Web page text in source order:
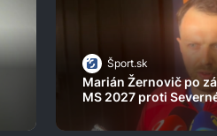
Šport.sk
Marián Žernovič po
MS 2027 proti